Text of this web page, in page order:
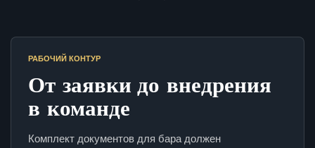
РАБОЧИЙ КОНТУР
От заявки до внедрения
в команде
Комплект документов для бара должен